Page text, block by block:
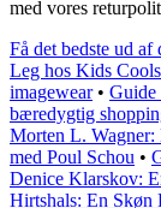
med vores
Få det bedste ud
Leg hos Kids
imagewear•
bæredygtig
Morten L.
med Poul Schou •
Denice Klarskov:
Hirtshals: En Skøn